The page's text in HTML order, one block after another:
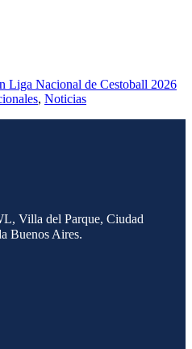
Liga Nacional de Cestoball 2026
, Noticias
Villa del Parque, Ciudad
Buenos Aires.